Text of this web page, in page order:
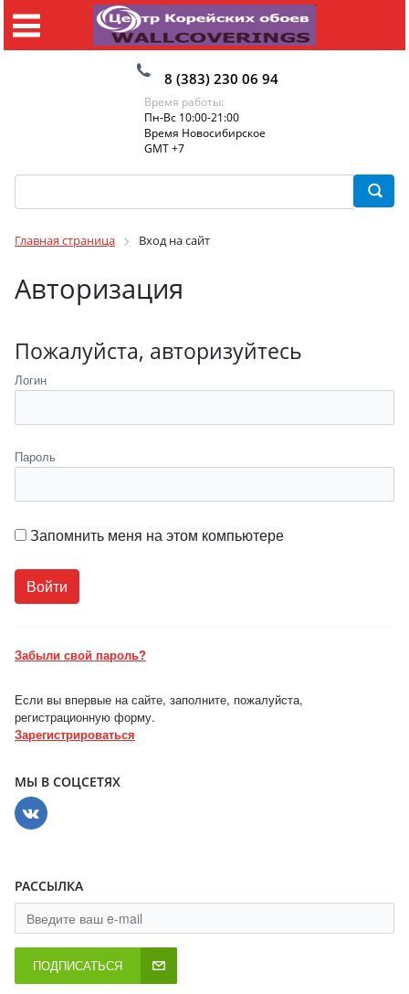
8 (383) 230 06 94
Время работы:
Пн-Вс 10:00-21:00
Время Новосибирское
GMT +7
Главная страница Вход на сайт
Авторизация
Пожалуйста, авторизуйтесь
Логин
Пароль
Запомнить меня на этом компьютере
Забыли свой пароль?
Если вы впервые на сайте, заполните, пожалуйста,
регистрационную форму.
Зарегистрироваться
МЫ В СОЦСЕТЯХ
РАССЫЛКА
ПОДПИСАТЬСЯ